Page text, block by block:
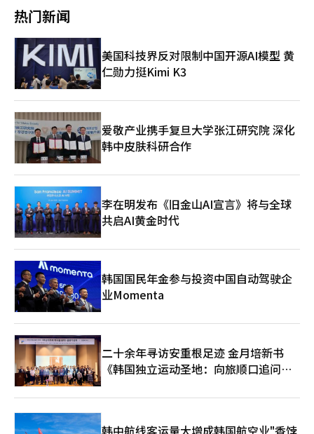
业”，另有11.2%的人坦言，如果不摄入咖啡因，就难以维持正常
同作用下，睡眠在青少年阶段正被不断压缩为“可牺牲时间”，一
种“以兴奋替代休息”的行为模式正在逐渐固化。 这种现象并未
止步于校园，而是向整个社会蔓延。在职场层面，长期通勤、高强
度工作以及加班文化，使越来越多上班族陷入“晚睡—疲劳—补觉
需维持高强度工作节奏。 在此背景下，首尔江南、汝矣岛、光化
门等办公区周边，午睡经济正在迅速扩张。睡眠咖啡馆、无人休息
舱、冥想空间等新型业态在午休时间频繁满员。部分职场人甚至选
择放弃午餐，仅利用30分钟短暂睡眠来维持下午工作效率。午休因
此逐渐从传统意义上的“休息时间”，转变为一种具有恢复功能
的“效率管理时间”。 韩国社会整体作息也呈现明显“夜型
化”趋势。调查显示，超过一半韩国人属于夜型作息人群，平均入
睡时间接近凌晨1点，明显晚于国际平均水平。智能手机、短视频
平台、即时通讯文化以及随时在线的工作机制，正在不断延长人们
的清醒时间。线上娱乐消费增加以及远程办公边界模糊，也进一步
强化了深夜仍保持连接的社会氛围。 从青少年依赖药物与咖啡因
年群体承受睡眠障碍与健康风险，韩国社会的睡眠问题已跨越年龄
界限，形成一条完整而连续的压力链条。 在这一过程中，睡眠逐
渐不再只是单纯的生理恢复机制，而被转化为一种可以被压缩、替
代甚至消费化的时间资源。它既是效率竞争逻辑下的牺牲品，也成
为消费市场重新包装的新需求。 专家认为，当社会越来越依赖咖
啡因、功能饮料以及各类休息服务维持日常节奏时，睡眠问题已不
再只是个人健康问题，而开始与社会竞争压力、工作文化和生活方
式变化密切相关。
去形式化内卷，让幼师从频繁拍照中解脱出来，专注于陪伴孩子、
韩国幼教回归初心，真正守护孩子的天性与成长本真。
约560个健康相关品牌、共计1.3万款商品，进一步扩充产品矩阵。
在线下门店方面，首家“Olive Better”门店——光化门店的外籍
消费者占比明显提升。数据显示，该店在今年2月开业初期，外国
顾客销售额占比仅为7%；截至4月底，这一比例已接近50%。在
市场反响超出预期的背景下，欧利芙洋计划自下半年起，在明洞、
圣水等外籍游客和20至30岁年轻消费者聚集的核心商圈陆续开设
新店。 与此同时，公司还在研究推出结合传统欧利芙洋门店
与“Olive Better”概念的复合型门店，并计划进一步升级线上商
城的功能体系，按照消费目的和产品功能优化商品分类，提升消费
者对Wellness商品的理解和搜索便利性。 欧利芙洋相关负责人表
示，“Olive Better”上线100天的意义在于，公司已成功将“K美
妆”的运营经验复制到Wellness市场，并初步构建起“K健康”生
态体系，同时验证了其全球化扩张潜力。未来，公司将继续发掘韩
热门新闻
美国科技界反对限制中国开源AI模型 黄
仁勋力挺Kimi K3
爱敬产业携手复旦大学张江研究院 深化
韩中皮肤科研合作
李在明发布《旧金山AI宣言》将与全球
共启AI黄金时代
韩国国民年金参与投资中国自动驾驶企
业Momenta
二十余年寻访安重根足迹 金月培新书
《韩国独立运动圣地：向旅顺口追问历
韩中航线客运量大增成韩国航空业"香饽